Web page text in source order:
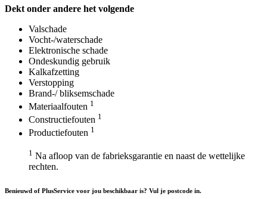
Dekt onder andere het volgende
Valschade
Vocht-/waterschade
Elektronische schade
Ondeskundig gebruik
Kalkafzetting
Verstopping
Brand-/ bliksemschade
Materiaalfouten 1
Constructiefouten 1
Productiefouten 1
1 Na afloop van de fabrieksgarantie en naast de wettelijke
rechten.
Benieuwd of PlusService voor jou beschikbaar is? Vul je postcode in.